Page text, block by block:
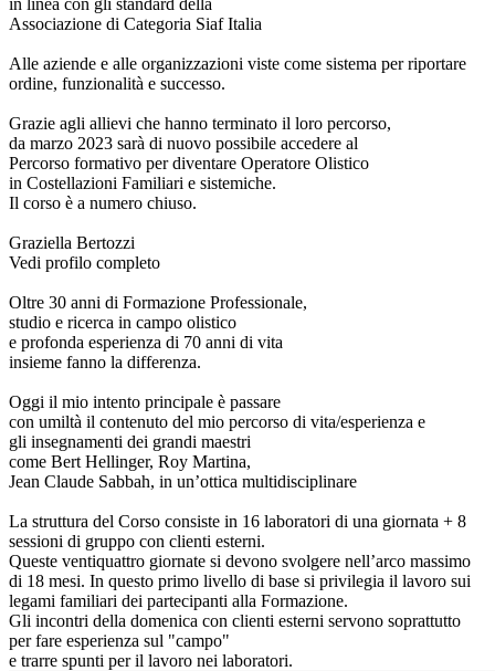
Associazione di Categoria Siaf Italia
Alle aziende e alle organizzazioni viste come sistema per riportare
ordine, funzionalità e successo.
Grazie agli allievi che hanno terminato il loro percorso,
da marzo 2023 sarà di nuovo possibile accedere al
Percorso formativo per diventare Operatore Olistico
in Costellazioni Familiari e sistemiche.
Il corso è a numero chiuso.
Graziella Bertozzi
Vedi profilo completo
Oltre 30 anni di Formazione Professionale,
studio e ricerca in campo olistico
e profonda esperienza di 70 anni di vita
insieme fanno la differenza.
Oggi il mio intento principale è passare
con umiltà il contenuto del mio percorso di vita/esperienza e
gli insegnamenti dei grandi maestri
come Bert Hellinger, Roy Martina,
Jean Claude Sabbah, in un’ottica multidisciplinare
La struttura del Corso consiste in 16 laboratori di una giornata + 8
sessioni di gruppo con clienti esterni.
Queste ventiquattro giornate si devono svolgere nell’arco massimo
di 18 mesi. In questo primo livello di base si privilegia il lavoro sui
legami familiari dei partecipanti alla Formazione.
Gli incontri della domenica con clienti esterni servono soprattutto
per fare esperienza sul "campo"
e trarre spunti per il lavoro nei laboratori.